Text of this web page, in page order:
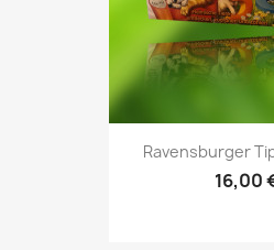
Ravensburger
16,00